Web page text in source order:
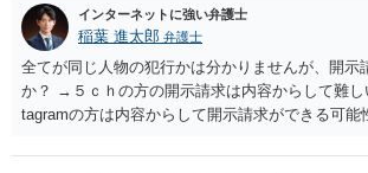
インターネットに強い弁護士
稲葉 進太郎 弁護士
全てが同じ人物の犯行かは分かりませんが、開示
か？ →５ｃｈの方の開示請求は内容からして難
tagramの方は内容からして開示請求ができる可能
いでしょう。７月中にアカウントが削除されてい